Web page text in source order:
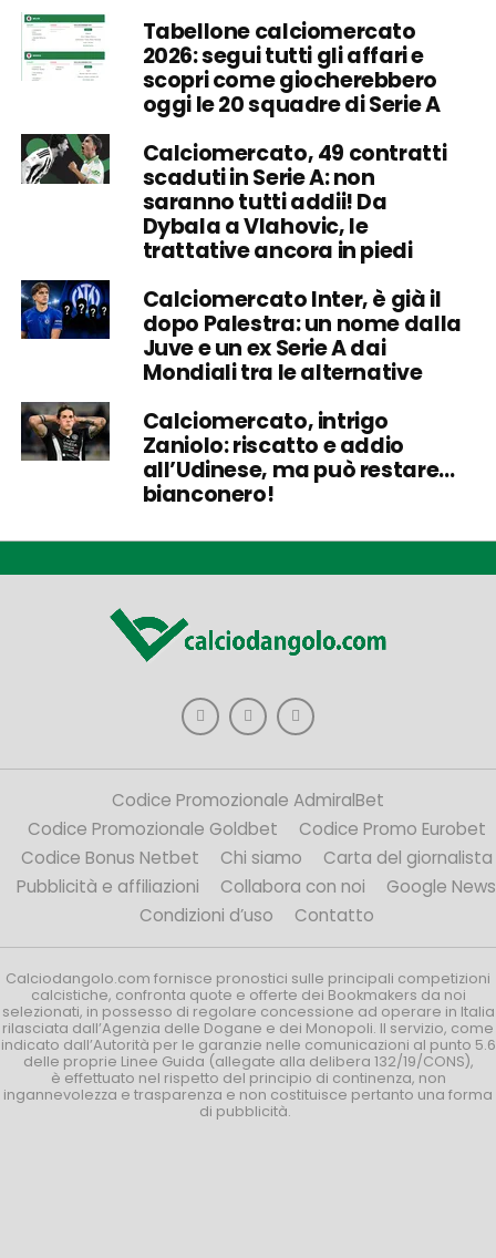
Tabellone calciomercato
2026: segui tutti gli affari e
scopri come giocherebbero
oggi le 20 squadre di Serie A
Calciomercato, 49 contratti
scaduti in Serie A: non
saranno tutti addii! Da
Dybala a Vlahovic, le
trattative ancora in piedi
Calciomercato Inter, è già il
dopo Palestra: un nome dalla
Juve e un ex Serie A dai
Mondiali tra le alternative
Calciomercato, intrigo
Zaniolo: riscatto e addio
all’Udinese, ma può restare…
bianconero!
Codice Promozionale AdmiralBet
Codice Promozionale Goldbet
Codice Promo Eurobet
Codice Bonus Netbet
Chi siamo
Carta del giornalista
Pubblicità e affiliazioni
Collabora con noi
Google News
Condizioni d’uso
Contatto
Calciodangolo.com fornisce pronostici sulle principali competizioni
calcistiche, confronta quote e offerte dei Bookmakers da noi
selezionati, in possesso di regolare concessione ad operare in Italia
rilasciata dall’Agenzia delle Dogane e dei Monopoli. Il servizio, come
indicato dall’Autorità per le garanzie nelle comunicazioni al punto 5.6
delle proprie Linee Guida (allegate alla delibera 132/19/CONS),
è effettuato nel rispetto del principio di continenza, non
ingannevolezza e trasparenza e non costituisce pertanto una forma
di pubblicità.